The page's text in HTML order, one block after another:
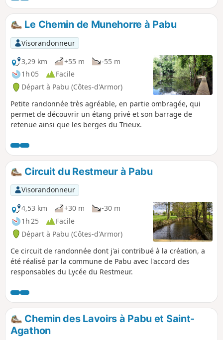
Le Chemin de Munehorre à Pabu
Visorandonneur
3,29 km
+55 m
-55 m
1h 05
Facile
Départ à Pabu (Côtes-d'Armor)
Petite randonnée très agréable, en partie ombragée, qui
permet de découvrir un étang privé et son barrage de
retenue ainsi que les berges du Trieux.
Circuit du Restmeur à Pabu
Visorandonneur
4,53 km
+30 m
-30 m
1h 25
Facile
Départ à Pabu (Côtes-d'Armor)
Ce circuit de randonnée dont j'ai contribué à la création, a
été réalisé par la commune de Pabu avec l'accord des
responsables du Lycée du Restmeur.
Chemin des Lavoirs à Pabu et Saint-
Agathon